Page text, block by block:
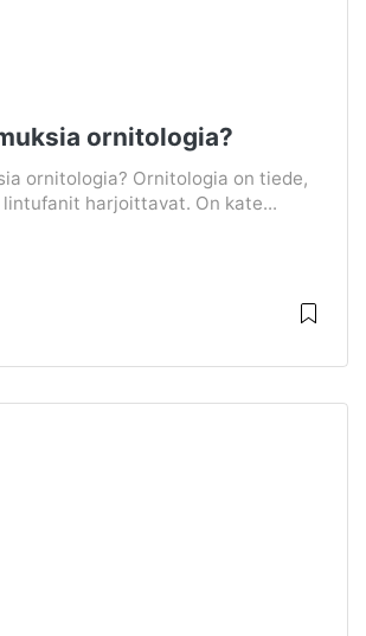
ornitologia?
ornitologia? Ornitologia on tiede,
harjoittavat. On kate...